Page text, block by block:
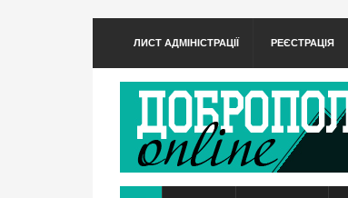
ЛИСТ АДМІНІСТРАЦІЇ РЕЄСТРАЦІЯ